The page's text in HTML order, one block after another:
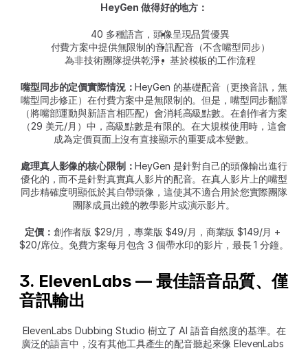
HeyGen 做得好的地方：
40 多種語言，頭像呈現品質優異
付費方案中提供無限制的音訊配音（不含嘴型同步）
為非技術團隊提供乾淨、基於模板的工作流程
嘴型同步的定價實際情況：HeyGen 的基礎配音（更換音訊，無
嘴型同步修正）在付費方案中是無限制的。但是，嘴型同步翻譯
（將嘴部運動與新語言相匹配）會消耗高級點數。在創作者方案
（29 美元/月）中，高級點數是有限的。在大規模使用時，這會
成為定價頁面上沒有直接顯示的重要成本變數。
處理真人影像的核心限制：HeyGen 是針對自己的頭像輸出進行
優化的，而不是針對真實真人影片的配音。在真人影片上的嘴型
同步精確度明顯低於其自帶頭像，這使其不適合用於您實際團隊
團隊成員出鏡的教學影片或演示影片。
定價： 創作者版 $29/月，專業版 $49/月，商業版 $149/月 +
$20/席位。免費方案每月包含 3 個帶水印的影片，最長 1 分鐘。
3. ElevenLabs — 最佳語音品質、僅
音訊輸出
ElevenLabs Dubbing Studio 樹立了 AI 語音自然度的基準。在
廣泛的語言中，沒有其他工具產生的配音聽起來像 ElevenLabs